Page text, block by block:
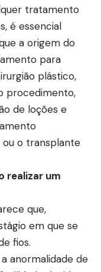
tratamento
é essencial
a origem do
para
plástico,
procedimento,
de loções e
ou o transplante
realizar um
que,
em que se
fios.
anormalidade de